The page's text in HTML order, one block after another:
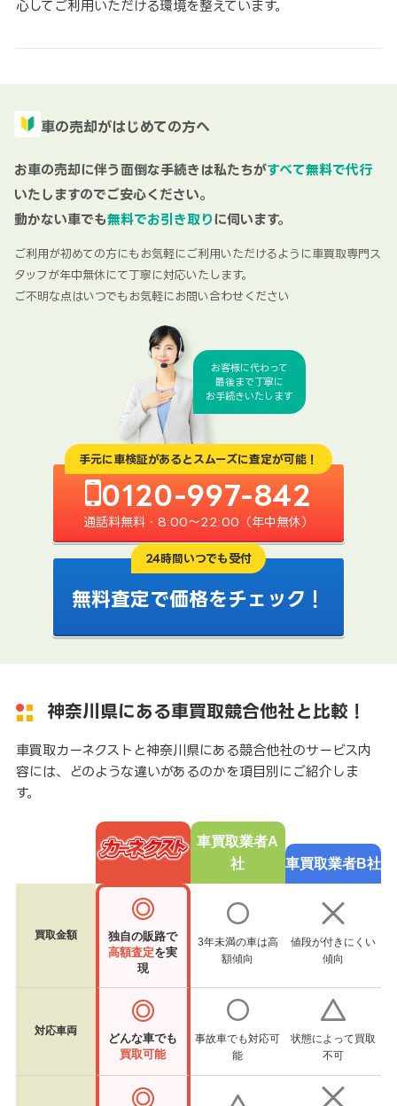
心してご利用いただける環境を整えています。
車の売却がはじめての方へ
お車の売却に伴う面倒な手続きは私たちがすべて無料で代行
いたしますのでご安心ください。
動かない車でも無料でお引き取りに伺います。
ご利用が初めての方にもお気軽にご利用いただけるように車買取専門ス
タッフが年中無休にて丁寧に対応いたします。
ご不明な点はいつでもお気軽にお問い合わせください
お客様に代わって
最後まで丁寧に
お手続きいたします
手元に車検証があるとスムーズに査定が可能！
0120-997-842
通話料無料・8:00〜22:00（年中無休）
24時間いつでも受付
無料査定で価格をチェック！
神奈川県にある車買取競合他社と比較！
車買取カーネクストと神奈川県にある競合他社のサービス内
容には、どのような違いがあるのかを項目別にご紹介しま
す。
車買取業者A
社
車買取業者B社
買取金額
独自の販路で
高額査定を実
現
3年未満の車は高
額傾向
値段が付きにくい
傾向
対応車両
どんな車でも
買取可能
事故車でも対応可
能
状態によって買取
不可